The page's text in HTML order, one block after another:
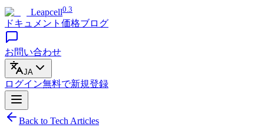
Leapcell0.3
ドキュメント 価格ブログ
お問い合わせ
JA
ログイン無料で新規登録
Back to Tech Articles